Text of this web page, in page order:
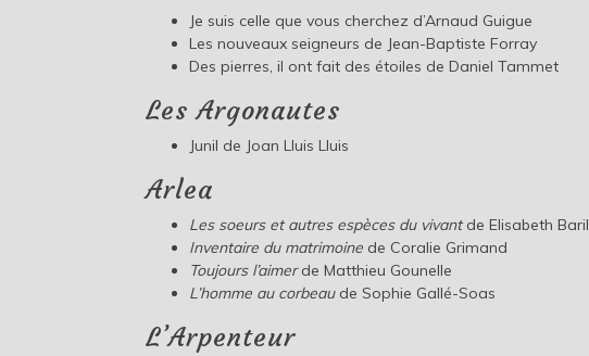
Je suis celle que vous cherchez d’Arnaud Guigue
Les nouveaux seigneurs de Jean-Baptiste Forray
Des pierres, il ont fait des étoiles de Daniel Tammet
Les Argonautes
Junil de Joan Lluis Lluis
Arlea
Les soeurs et autres espèces du vivantde Elisabeth
Inventaire du matrimoine de Coralie Grimand
Toujours l’aimerde Matthieu Gounelle
L’homme au corbeaude Sophie Gallé-Soas
L’Arpenteur